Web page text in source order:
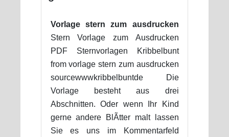
Vorlage stern zum ausdrucken
Stern Vorlage zum Ausdrucken
PDF Sternvorlagen Kribbelbunt
from vorlage stern zum ausdrucken
sourcewwwkribbelbuntde Die
Vorlage besteht aus drei
Abschnitten. Oder wenn Ihr Kind
gerne andere BlÃtter malt lassen
Sie es uns im Kommentarfeld